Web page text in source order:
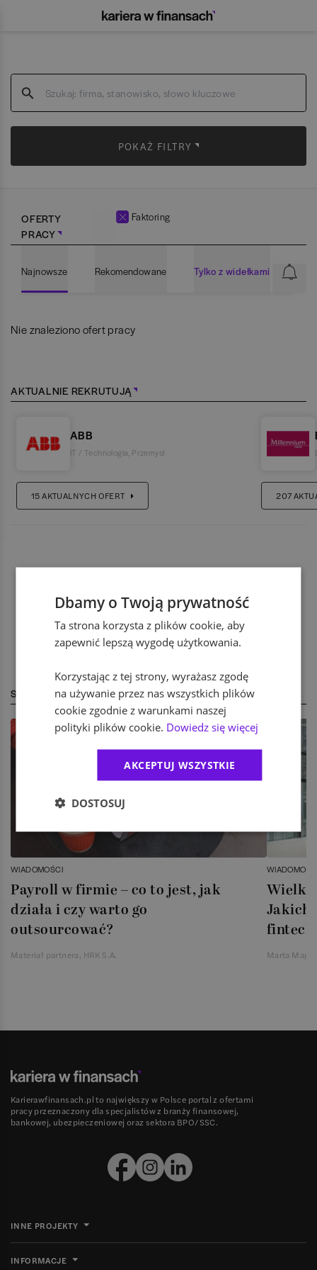
POKAŻ FILTRY
OFERTY
PRACY
Faktoring
Najnowsze Rekomendowane Tylko z widełkami
Nie znaleziono ofert pracy
AKTUALNIE REKRUTUJĄ
ABB
IT / Technologia Przemysł
15AKTUALNYCH OFERT 207
STREFA EKSPERTA
WIADOMOŚCI
Payroll w firmie – co to jest, jak
działa i czy warto go
outsourcować?
Materiał partnera, HRK S.A.
Jakich
Marta
Karierawfinansach.pl to największy w Polsce portal z ofertami
pracy przeznaczony dla specjalistów z branży finansowej,
bankowej, ubezpieczeniowej oraz sektora BPO/SSC.
INNE PROJEKTY
INFORMACJE
Dbamy o Twoją prywatność
Ta strona korzysta z plików cookie, aby
zapewnić lepszą wygodę użytkowania.
Korzystając z tej strony, wyrażasz zgodę
na używanie przez nas wszystkich plików
cookie zgodnie z warunkami naszej
polityki plików cookie. Dowiedz się więcej
AKCEPTUJ WSZYSTKIE
DOSTOSUJ